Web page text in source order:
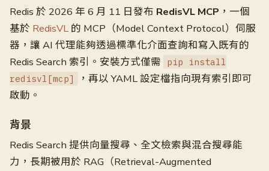
Redis 於 2026 年 6 月 11 日發布 RedisVL MCP ，一個
基於 RedisVL 的 MCP（Model Context Protocol）伺服
器，讓 AI 代理能夠透過標準化介面查詢和寫入既有的
Redis Search 索引。安裝方式僅需
pip install
redisvl[mcp]
，再以 YAML 設定檔指向現有索引即可
啟動。
背景
Redis Search 提供向量搜尋、全文檢索與混合搜尋能
力，長期被用於 RAG（Retrieval-Augmented